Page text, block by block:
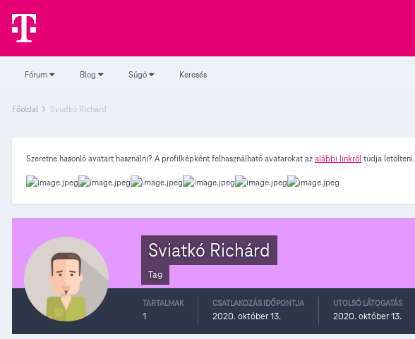
Fórum Blog Súgó Keresés
Főoldal Sviatkó Richárd
Szeretne hasonló avatart használni? A profilképként felhasználható avatarokat az alábbi linkről tudja letölteni.
Sviatkó Richárd
Tag
TARTALMAK
1
CSATLAKOZÁS IDŐPONTJA
2020. október 13.
UTOLSÓ LÁTOGATÁS
2020. október 13.